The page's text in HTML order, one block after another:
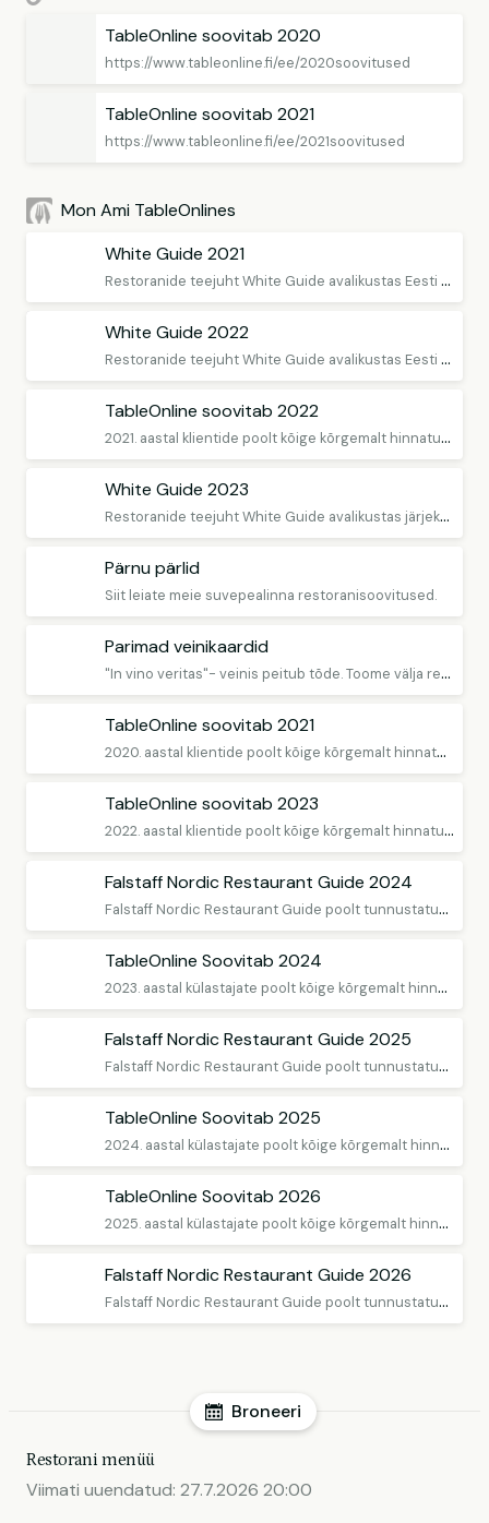
TableOnline soovitab 2020
https://www.tableonline.fi/ee/2020soovitused
TableOnline soovitab 2021
https://www.tableonline.fi/ee/2021soovitused
Mon Ami TableOnlines
White Guide 2021
R
estoranide teejuht White Guide avalikustas Eesti restoranisoovitused 2021. aastaks. Toome esile 18 restorani, kuhu on võimalik laud mugavalt broneerida läbi TableOnline'i
White Guide 2022
R
estoranide teejuht White Guide avalikustas Eesti restoranisoovitused 2022. aastaks. Toome esile restoranid, kuhu on võimalik mugavalt laud broneerida läbi TableOnline'i
TableOnline soovitab 2022
2
021. aastal klientide poolt kõige kõrgemalt hinnatud restoranid
White Guide 2023
R
estoranide teejuht White Guide avalikustas järjekordsed Eesti restoranisoovitused. Tegu on piirkonna restoranide teejuhiga, mis mõjutab jõuliselt kokakunsti ja restoranikultuuri arenguid Põhjamaades. White Guide tunnustus on kvaliteedinäitaja, mille eesmärk on aidata toidugurmaanidel orienteeruda tippklassi restoranide hulgas valikuid tehes. Toome esile restoranid, kuhu on võimalik mugavalt laud broneerida läbi TableOnline'i.
Pärnu pärlid
Siit leiate meie suvepealinna restoranisoovitused.
Parimad veinikaardid
"
In vino veritas"- veinis peitub tõde. Toome välja restoranid, kus on suurepärased veinikaardid.
TableOnline soovitab 2021
2
020. aastal klientide poolt kõige kõrgemalt hinnatud restoranid
TableOnline soovitab 2023
2
022. aastal klientide poolt kõige kõrgemalt hinnatud restoranid
Falstaff Nordic Restaurant Guide 2024
F
alstaff Nordic Restaurant Guide poolt tunnustatud Eesti restoranid leiad siit! Broneeri laud!
TableOnline Soovitab 2024
2
023. aastal külastajate poolt kõige kõrgemalt hinnatud restoranid
Falstaff Nordic Restaurant Guide 2025
F
alstaff Nordic Restaurant Guide poolt tunnustatud Eesti restoranid leiad siit! Broneeri laud!
TableOnline Soovitab 2025
2
024. aastal külastajate poolt kõige kõrgemalt hinnatud restoranid
TableOnline Soovitab 2026
2
025. aastal külastajate poolt kõige kõrgemalt hinnatud restoranid
Falstaff Nordic Restaurant Guide 2026
F
alstaff Nordic Restaurant Guide poolt tunnustatud Eesti restoranid leiad siit! Broneeri laud!
Broneeri
Restorani menüü
Viimati uuendatud: 27.7.2026 20:00